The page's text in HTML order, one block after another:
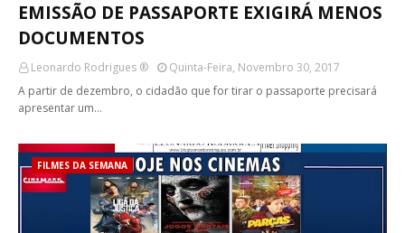
EMISSÃO DE PASSAPORTE EXIGIRÁ MENOS
DOCUMENTOS
Leonardo Rodrigues ®
Quinta-Feira, Novembro 30, 2017
A partir de dezembro, o cidadão que for tirar o passaporte precisará
apresentar um…
FILMES DA SEMANA